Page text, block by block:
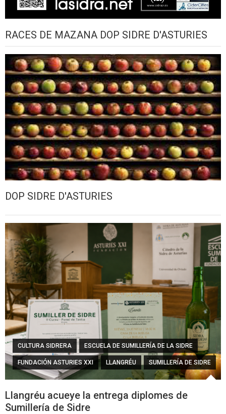
RACES DE MAZANA DOP SIDRE D'ASTURIES
DOP SIDRE D'ASTURIES
CULTURA SIDRERA ESCUELA DE SUMILLERÍA DE LA SIDRE
FUNDACIÓN ASTURIES XXI LLANGRÉU SUMILLERÍA DE SIDRE
Llangréu acueye la entrega diplomes de
Sumillería de Sidre